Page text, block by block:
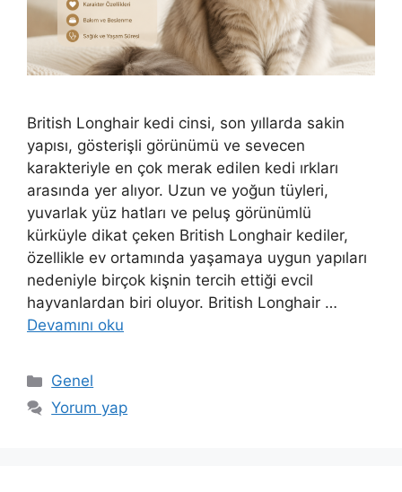
British Longhair kedi cinsi, son yıllarda sakin
yapısı, gösterişli görünümü ve sevecen
karakteriyle en çok merak edilen kedi ırkları
arasında yer alıyor. Uzun ve yoğun tüyleri,
yuvarlak yüz hatları ve peluş görünümlü
kürküyle dikat çeken British Longhair kediler,
özellikle ev ortamında yaşamaya uygun yapıları
nedeniyle birçok kişnin tercih ettiği evcil
hayvanlardan biri oluyor. British Longhair …
Devamını oku
Kategoriler
Genel
Yorum yap